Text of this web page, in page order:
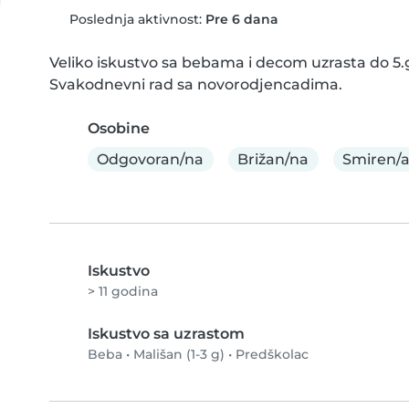
Poslednja aktivnost: Pre 6 dana
Veliko iskustvo sa bebama i decom uzrasta do
Svakodnevni rad sa novorodjencadima.
Osobine
Odgovoran/na
Brižan/na Smiren/a
Iskustvo
> 11 godina
Iskustvo sa uzrastom
Beba • Mališan (1-3 g) • Predškolac